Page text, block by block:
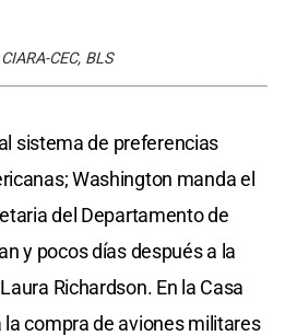
CEC, BLS
sistema de preferencias
Washington manda el
del Departamento de
y pocos días después a la
Richardson. En la Casa
compra de aviones militares